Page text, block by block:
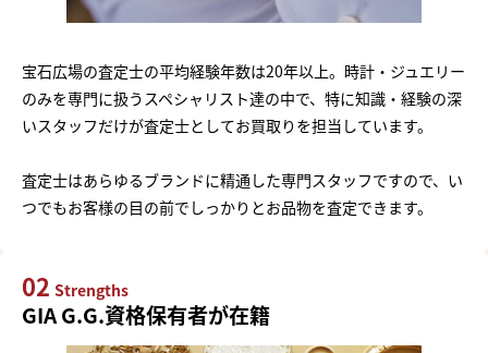
宝石広場の査定士の平均経験年数は20年以上。時計・ジュエリー
のみを専門に扱うスペシャリスト達の中で、特に知識・経験の深
いスタッフだけが査定士としてお買取りを担当しています。
査定士はあらゆるブランドに精通した専門スタッフですので、い
つでもお客様の目の前でしっかりとお品物を査定できます。
02 Strengths
GIA G.G.資格保有者が在籍